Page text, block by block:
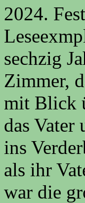
2024.
sechzig
Zimmer,
mit Blick
das Vater
ins
als ihr
war die